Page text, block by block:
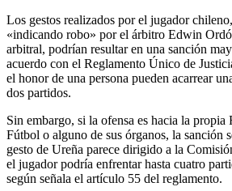
Los gestos realizados por el jugador
«indicando robo» por el árbitro Edwin
arbitral, podrían resultar en una sanción
acuerdo con el Reglamento Único de
el honor de una persona pueden acarrear
dos partidos.
Sin embargo, si la ofensa es hacia la propia
Fútbol o alguno de sus órganos, la sanción
gesto de Ureña parece dirigido a la
el jugador podría enfrentar hasta cuatro
según señala el artículo 55 del reglamento.